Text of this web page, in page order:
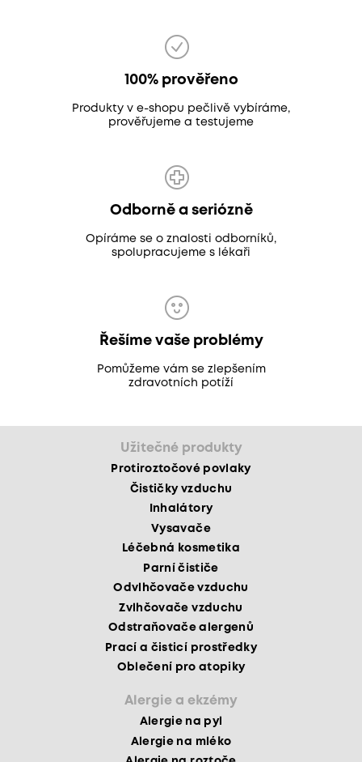
100% prověřeno
Produkty v e-shopu pečlivě vybíráme,
prověřujeme a testujeme
Odborně a seriózně
Opíráme se o znalosti odborníků,
spolupracujeme s lékaři
Řešíme vaše problémy
Pomůžeme vám se zlepšením
zdravotních potíží
Užitečné produkty
Protiroztočové povlaky
Čističky vzduchu
Inhalátory
Vysavače
Léčebná kosmetika
Parní čističe
Odvlhčovače vzduchu
Zvlhčovače vzduchu
Odstraňovače alergenů
Prací a čisticí prostředky
Oblečení pro atopiky
Alergie a ekzémy
Alergie na pyl
Alergie na mléko